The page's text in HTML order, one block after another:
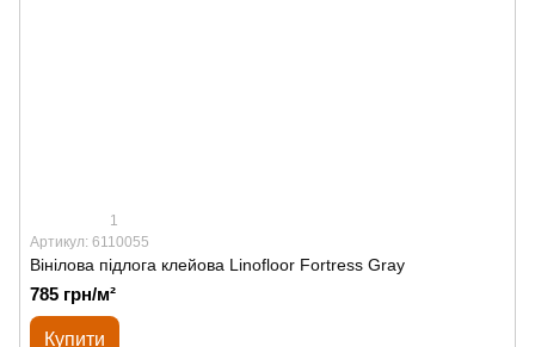
1
Артикул: 6110055
Вінілова підлога клейова Linofloor Fortress Gray
785 грн/м²
Купити